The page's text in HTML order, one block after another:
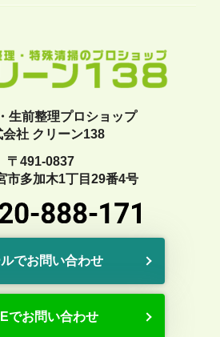
生前整理プロショップ
会社 クリーン138
〒491-0837
市多加木1丁目29番4号
ルでお問い合わせ
でお問い合わせ